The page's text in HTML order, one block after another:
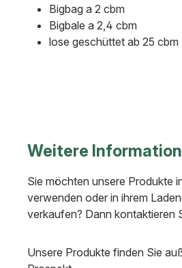
Bigbag a 2 cbm
Bigbale a 2,4 cbm
lose geschüttet ab 25 cbm
Weitere
Sie möchten unsere Produkte
verwenden oder in ihrem
verkaufen? Dann kontaktieren
Unsere Produkte finden Sie